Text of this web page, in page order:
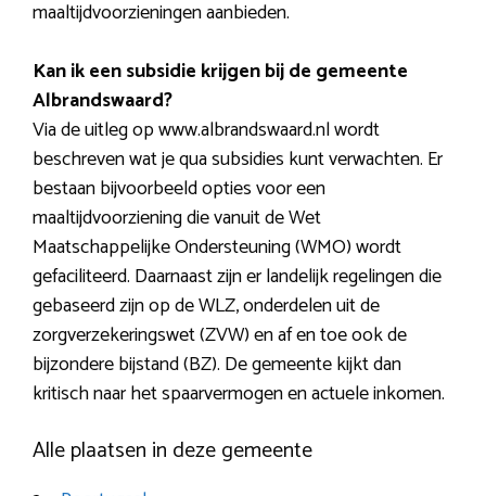
maaltijdvoorzieningen aanbieden.
Kan ik een subsidie krijgen bij de gemeente
Albrandswaard?
Via de uitleg op www.albrandswaard.nl wordt
beschreven wat je qua subsidies kunt verwachten. Er
bestaan bijvoorbeeld opties voor een
maaltijdvoorziening die vanuit de Wet
Maatschappelijke Ondersteuning (WMO) wordt
gefaciliteerd. Daarnaast zijn er landelijk regelingen die
gebaseerd zijn op de WLZ, onderdelen uit de
zorgverzekeringswet (ZVW) en af en toe ook de
bijzondere bijstand (BZ). De gemeente kijkt dan
kritisch naar het spaarvermogen en actuele inkomen.
Alle plaatsen in deze gemeente